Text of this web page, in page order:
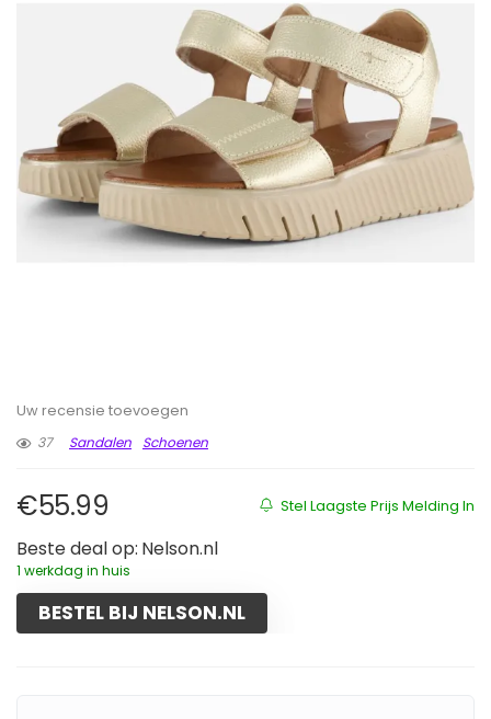
Uw recensie toevoegen
37
Sandalen Schoenen
Stel Laagste Prijs Melding In
€55.99
Beste deal op: Nelson.nl
1 werkdag in huis
BESTEL BIJ NELSON.NL